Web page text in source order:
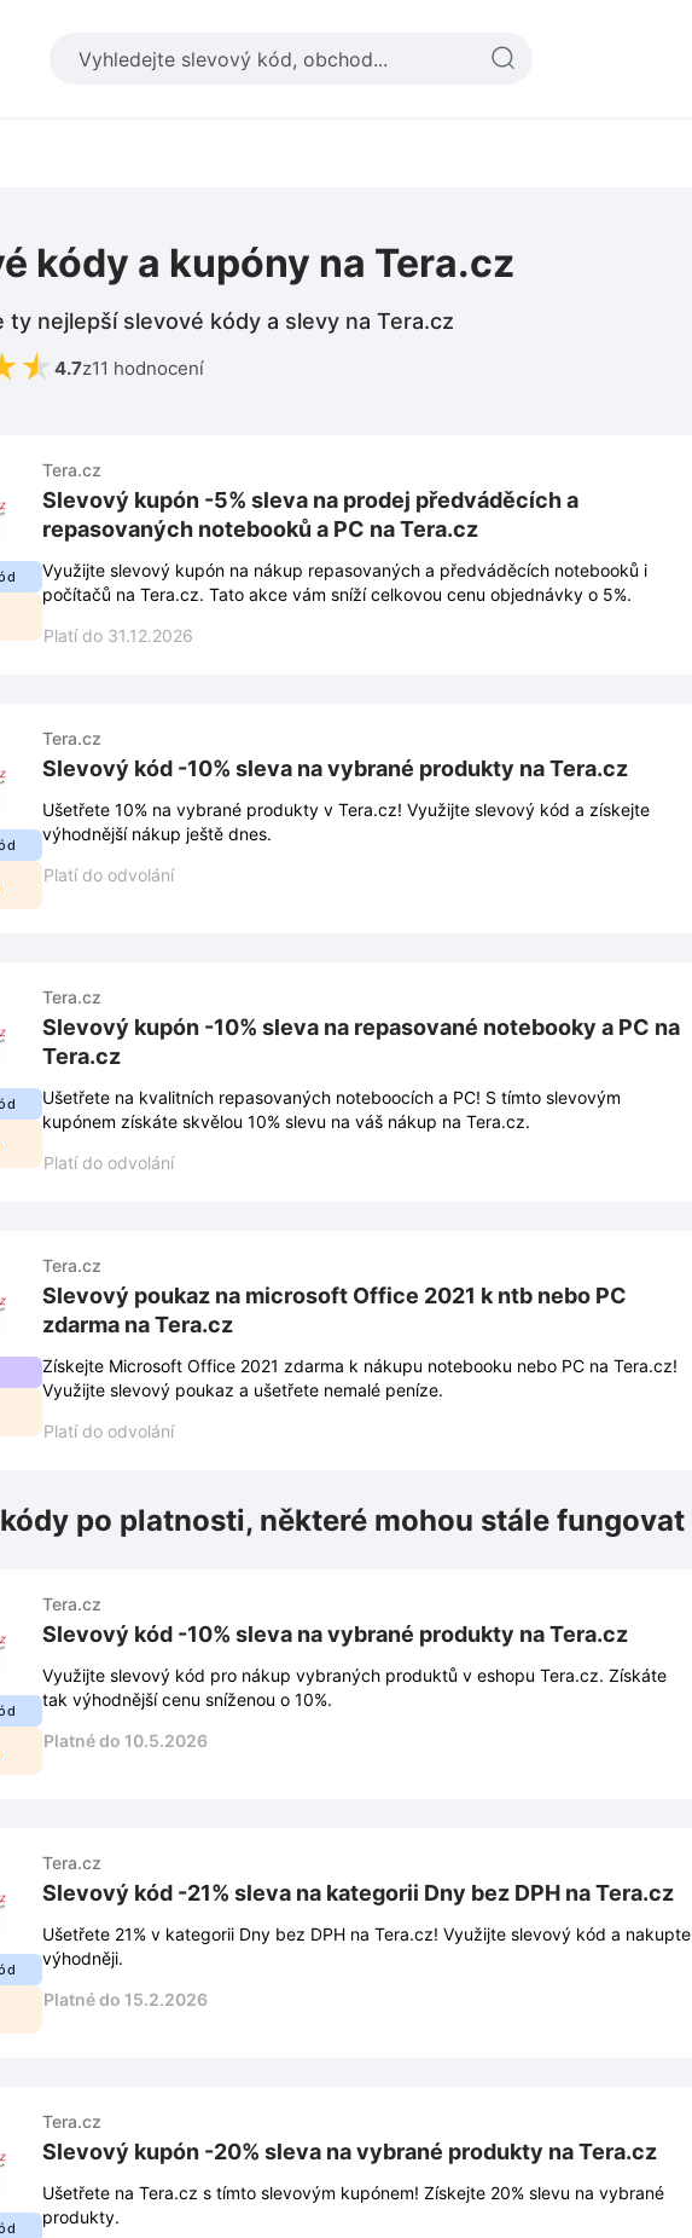
kódy a kupóny na Tera.cz
ty nejlepší slevové kódy a slevy na Tera.cz
★ 4.7z11 hodnocení
Tera.cz
Slevový kupón -5% sleva na prodej předváděcích a
repasovaných notebooků a PC na Tera.cz
Využijte slevový kupón na nákup repasovaných a předváděcích notebooků i
počítačů na Tera.cz. Tato akce vám sníží celkovou cenu objednávky o 5%.
Platí do 31.12.2026
Tera.cz
Slevový kód -10% sleva na vybrané produkty na Tera.cz
Ušetřete 10% na vybrané produkty v Tera.cz! Využijte slevový kód a získejte
výhodnější nákup ještě dnes.
Platí do odvolání
Tera.cz
Slevový kupón -10% sleva na repasované notebooky a PC na
Tera.cz
Ušetřete na kvalitních repasovaných noteboocích a PC! S tímto slevovým
kupónem získáte skvělou 10% slevu na váš nákup na Tera.cz.
Platí do odvolání
Tera.cz
Slevový poukaz na microsoft Office 2021 k ntb nebo PC
zdarma na Tera.cz
Získejte Microsoft Office 2021 zdarma k nákupu notebooku nebo PC na Tera.cz!
Využijte slevový poukaz a ušetřete nemalé peníze.
Platí do odvolání
po platnosti, některé mohou stále fungovat
Tera.cz
Slevový kód -10% sleva na vybrané produkty na Tera.cz
Využijte slevový kód pro nákup vybraných produktů v eshopu Tera.cz. Získáte
tak výhodnější cenu sníženou o 10%.
Platné do 10.5.2026
Tera.cz
Slevový kód -21% sleva na kategorii Dny bez DPH na Tera.cz
Ušetřete 21% v kategorii Dny bez DPH na Tera.cz! Využijte slevový kód a nakupte
výhodněji.
Platné do 15.2.2026
Tera.cz
Slevový kupón -20% sleva na vybrané produkty na Tera.cz
Ušetřete na Tera.cz s tímto slevovým kupónem! Získejte 20% slevu na vybrané
produkty.